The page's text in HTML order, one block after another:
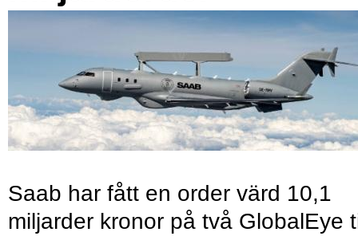
Saab har fått en order värd 10,1
miljarder kronor på två GlobalEye